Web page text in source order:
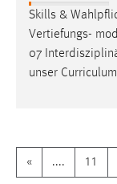
Skills &
Vertiefungs-
07
unser
« .... 11